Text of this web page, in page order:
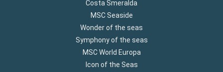
Costa Smeralda
MSC Seaside
Wonder of the seas
Symphony of the seas
MSC World Europa
Icon of the Seas